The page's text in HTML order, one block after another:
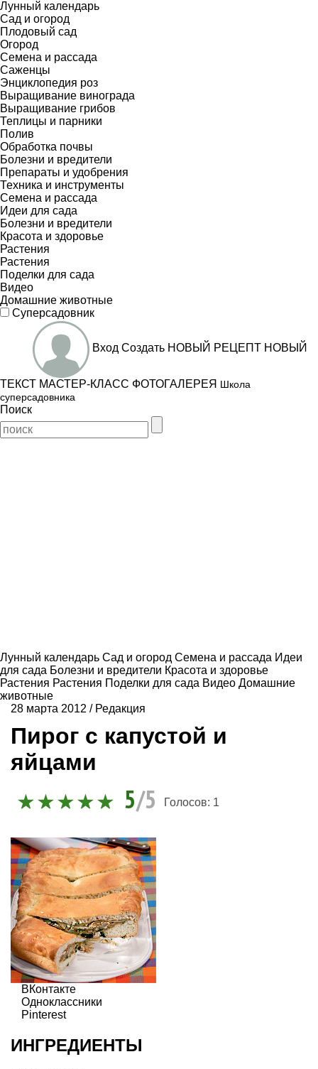
Лунный календарь
Сад и огород
Плодовый сад
Огород
Семена и рассада
Саженцы
Энциклопедия роз
Выращивание винограда
Выращивание грибов
Теплицы и парники
Полив
Обработка почвы
Болезни и вредители
Препараты и удобрения
Техника и инструменты
Семена и рассада
Идеи для сада
Болезни и вредители
Красота и здоровье
Растения
Растения
Поделки для сада
Видео
Домашние животные
Суперсадовник
Вход Создать НОВЫЙ РЕЦЕПТ НОВЫЙ
ТЕКСТ МАСТЕР-КЛАСС ФОТОГАЛЕРЕЯ Школа
суперсадовника
Поиск
Лунный календарь Сад и огород Семена и рассада Идеи
для сада Болезни и вредители Красота и здоровье
Растения Растения Поделки для сада Видео Домашние
животные
28 марта 2012 / Редакция
Пирог с капустой и
яйцами
5/5 Голосов: 1
ВКонтакте
Одноклассники
Pinterest
ИНГРЕДИЕНТЫ